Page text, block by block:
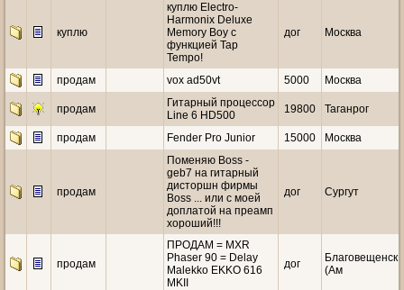
куплю
куплю Electro-
Harmonix Deluxe
Memory Boy с
функцией Tap
Tempo!
дог Москва
продам vox ad50vt 5000 Москва
продам
Гитарный процессор
Line 6 HD500
19800 Таганрог
продам Fender Pro Junior 15000 Москва
продам
Поменяю Boss -
geb7 на гитарный
дисторшн фирмы
Boss ... или с моей
доплатой на преамп
хороший!!!
дог Сургут
продам
ПРОДАМ = MXR
Phaser 90 = Delay
Malekko EKKO 616
MKII
дог
Благовещенск
(Ам